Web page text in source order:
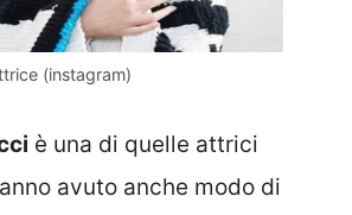
(instagram)
è una di quelle attrici
avuto anche modo di